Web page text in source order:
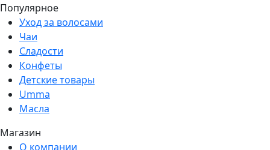
Популярное
Уход за волосами
Чаи
Сладости
Конфеты
Детские товары
Umma
Масла
Магазин
О компании